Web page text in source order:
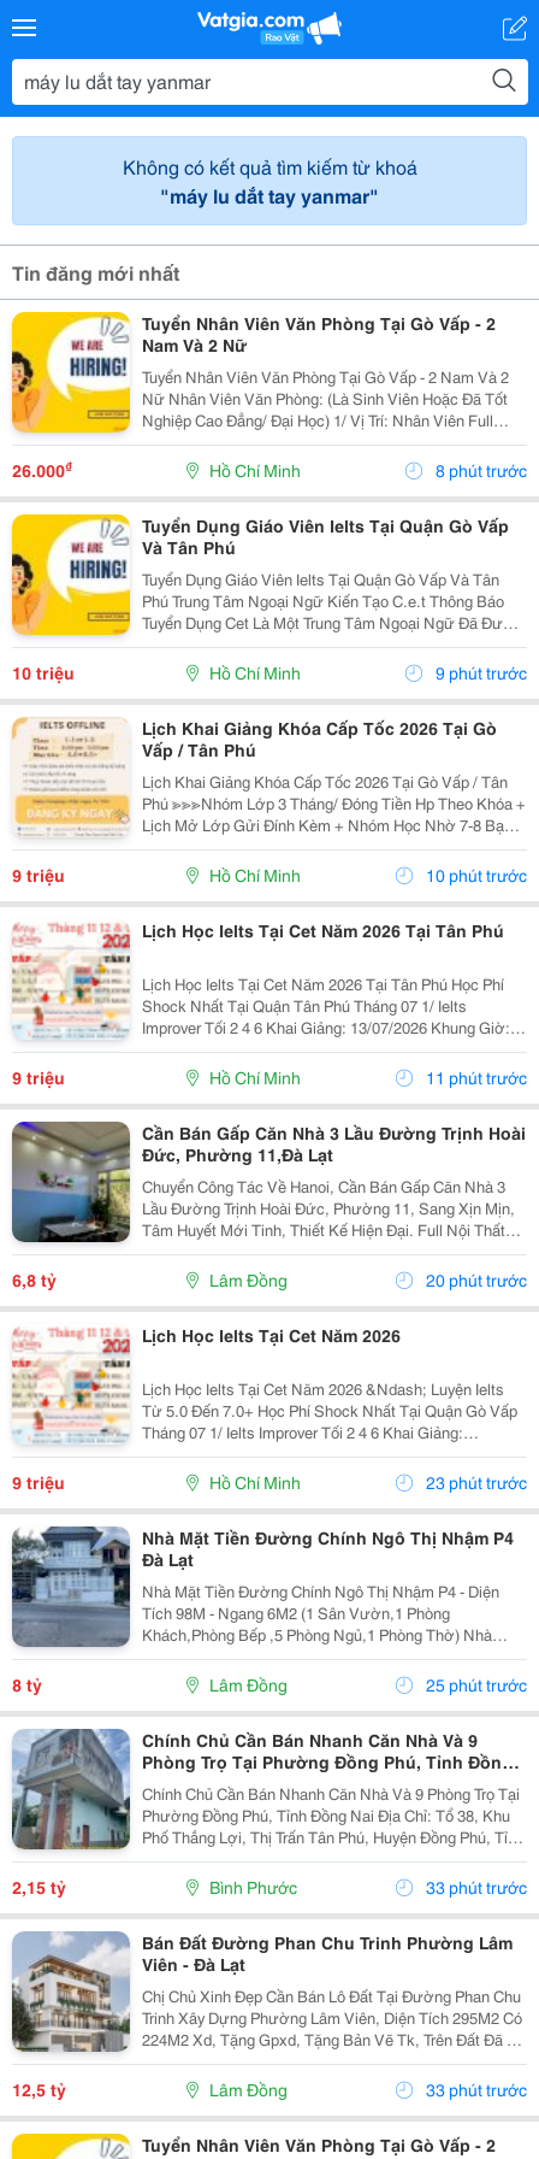
Không có kết quả tìm kiếm từ khoá
"máy lu dắt tay yanmar"
Tin đăng mới nhất
Tuyển Nhân Viên Văn Phòng Tại Gò Vấp - 2
Nam Và 2 Nữ
Tuyển Nhân Viên Văn Phòng Tại Gò Vấp - 2 Nam Và 2
Nữ Nhân Viên Văn Phòng: (Là Sinh Viên Hoặc Đã Tốt
Nghiệp Cao Đẳng/ Đại Học) 1/ Vị Trí: Nhân Viên Full
Time (2 Nam 2 Nữ) Ca Làm: 13:00 Đến 21:00 (1 Tháng
Được Nghỉ Phép 1 Ngày, Và Hưởng Các Ngày...
26.000₫ Hồ Chí Minh 8 phút trước
Tuyển Dụng Giáo Viên Ielts Tại Quận Gò Vấp
Và Tân Phú
Tuyển Dụng Giáo Viên Ielts Tại Quận Gò Vấp Và Tân
Phú Trung Tâm Ngoại Ngữ Kiến Tạo C.e.t Thông Báo
Tuyển Dụng Cet Là Một Trung Tâm Ngoại Ngữ Đã Được
Thành Lập 16 Năm Chuyên Về Chương Trình Anh Văn
Học Thuật Ielts &Ndash; Toefl Ibt. Trung Tâm...
10 triệu Hồ Chí Minh 9 phút trước
Lịch Khai Giảng Khóa Cấp Tốc 2026 Tại Gò
Vấp / Tân Phú
Lịch Khai Giảng Khóa Cấp Tốc 2026 Tại Gò Vấp / Tân
Phú ≫≫≫Nhóm Lớp 3 Tháng/ Đóng Tiền Hp Theo Khóa +
Lịch Mở Lớp Gửi Đính Kèm + Nhóm Học Nhờ 7-8 Bạn/
Lớp + Giáo Trình Ielts Có Band Điểm Lộ Trình, Sách
Nước Ngoài Bám Sát + Chia Đều 4 Kỹ...
9 triệu Hồ Chí Minh 10 phút trước
Lịch Học Ielts Tại Cet Năm 2026 Tại Tân Phú
Lịch Học Ielts Tại Cet Năm 2026 Tại Tân Phú Học Phí
Shock Nhất Tại Quận Tân Phú Tháng 07 1/ Ielts
Improver Tối 2 4 6 Khai Giảng: 13/07/2026 Khung Giờ:
18:00 Đến 21:00 Học Phí Ưu Đãi 5% Khi Đăng Ký 2/ Ielts
Basic Tối 3 5 7 Khai...
9 triệu Hồ Chí Minh 11 phút trước
Cần Bán Gấp Căn Nhà 3 Lầu Đường Trịnh Hoài
Đức, Phường 11,Đà Lạt
Chuyển Công Tác Về Hanoi, Cần Bán Gấp Căn Nhà 3
Lầu Đường Trịnh Hoài Đức, Phường 11, Sang Xịn Mịn,
Tâm Huyết Mới Tinh, Thiết Kế Hiện Đại. Full Nội Thất
Giá Siêu Rẻ: - Diện Tích 150 M2 - Hẻm Ô Tô 4 M, Cách
Trung Tâm 5 Km, Đường Trịnh Hoài Đức, Gần...
6,8 tỷ Lâm Đồng 20 phút trước
Lịch Học Ielts Tại Cet Năm 2026
Lịch Học Ielts Tại Cet Năm 2026 &Ndash; Luyện Ielts
Từ 5.0 Đến 7.0+ Học Phí Shock Nhất Tại Quận Gò Vấp
Tháng 07 1/ Ielts Improver Tối 2 4 6 Khai Giảng:
13/07/2026 Khung Giờ: 18:00 Đến 21:00 Học Phí Ưu Đãi
5% Khi Đăng Ký 2/ Ielts...
9 triệu Hồ Chí Minh 23 phút trước
Nhà Mặt Tiền Đường Chính Ngô Thị Nhậm P4
Đà Lạt
Nhà Mặt Tiền Đường Chính Ngô Thị Nhậm P4 - Diện
Tích 98M - Ngang 6M2 (1 Sân Vườn,1 Phòng
Khách,Phòng Bếp ,5 Phòng Ngủ,1 Phòng Thờ) Nhà
Trống ,Sổ Sẳn Công Chứng Ngay Trong Ngày 1 Trệt ,1
Lầu ,1 Áp Mái ( Có Sân Đậu Xe Ôtô Trong Nhà ) -
Hướng...
8 tỷ Lâm Đồng 25 phút trước
Chính Chủ Cần Bán Nhanh Căn Nhà Và 9
Phòng Trọ Tại Phường Đồng Phú, Tỉnh Đồng
Nai
Chính Chủ Cần Bán Nhanh Căn Nhà Và 9 Phòng Trọ Tại
Phường Đồng Phú, Tỉnh Đồng Nai Địa Chỉ: Tổ 38, Khu
Phố Thắng Lợi, Thị Trấn Tân Phú, Huyện Đồng Phú, Tỉnh
Bình Phước Diện Tích: 250M2 (5X50M; Thổ Cư 50M2)
Giá Bán: 2 Tỷ 150 Triệu - Kết Cấu: 1 Căn...
2,15 tỷ Bình Phước 33 phút trước
Bán Đất Đường Phan Chu Trinh Phường Lâm
Viên - Đà Lạt
Chị Chủ Xinh Đẹp Cần Bán Lô Đất Tại Đường Phan Chu
Trinh Xây Dựng Phường Lâm Viên, Diện Tích 295M2 Có
224M2 Xd, Tặng Gpxd, Tặng Bản Vẽ Tk, Trên Đất Đã Ép
Cọc Giá 12.5Ty Liên Hệ 0917786186
12,5 tỷ Lâm Đồng 33 phút trước
Tuyển Nhân Viên Văn Phòng Tại Gò Vấp - 2